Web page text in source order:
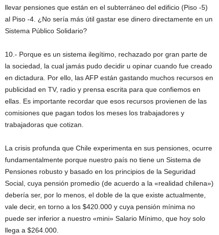
llevar pensiones que están en el subterráneo del edificio (Piso -5)
al Piso -4. ¿No sería más útil gastar ese dinero directamente en un
Sistema Público Solidario?
10.- Porque es un sistema ilegítimo, rechazado por gran parte de
la sociedad, la cual jamás pudo decidir u opinar cuando fue creado
en dictadura. Por ello, las AFP están gastando muchos recursos en
publicidad en TV, radio y prensa escrita para que confiemos en
ellas. Es importante recordar que esos recursos provienen de las
comisiones que pagan todos los meses los trabajadores y
trabajadoras que cotizan.
La crisis profunda que Chile experimenta en sus pensiones, ocurre
fundamentalmente porque nuestro país no tiene un Sistema de
Pensiones robusto y basado en los principios de la Seguridad
Social, cuya pensión promedio (de acuerdo a la «realidad chilena»)
debería ser, por lo menos, el doble de la que existe actualmente,
vale decir, en torno a los $420.000 y cuya pensión mínima no
puede ser inferior a nuestro «mini» Salario Mínimo, que hoy solo
llega a $264.000.